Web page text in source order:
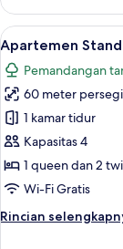
Apartemen
Standar,
1
kamar
tidur,
lantai
dasar
Lihat
semua
foto
untuk
Apartemen
Standar,
2
kamar
lantai
9
Apartemen
Pemandangan
60 meter persegi
1 kamar tidur
Kapasitas 4
1 queen dan 2
Wi-Fi Gratis
Rincian
Rincian